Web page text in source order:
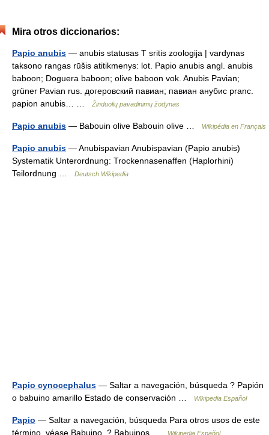
Mira otros diccionarios:
Papio anubis — anubis statusas T sritis zoologija | vardynas
taksono rangas rūšis atitikmenys: lot. Papio anubis angl. anubis
baboon; Doguera baboon; olive baboon vok. Anubis Pavian;
grüner Pavian rus. догеровский павиан; павиан анубис pranc.
papion anubis… …
Žinduolių pavadinimų žodynas
Papio anubis — Babouin olive Babouin olive … Wikipédia en Français
Papio anubis — Anubispavian Anubispavian (Papio anubis)
Systematik Unterordnung: Trockennasenaffen (Haplorhini)
Teilordnung …
Deutsch Wikipedia
Papio cynocephalus — Saltar a navegación, búsqueda ? Papión
o babuino amarillo Estado de conservación …
Wikipedia Español
Papio — Saltar a navegación, búsqueda Para otros usos de este
término, véase Babuino. ? Babuinos …
Wikipedia Español